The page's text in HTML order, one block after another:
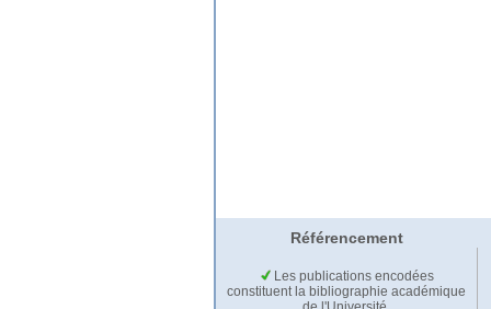
Référencement
Les publications encodées
constituent la bibliographie académique